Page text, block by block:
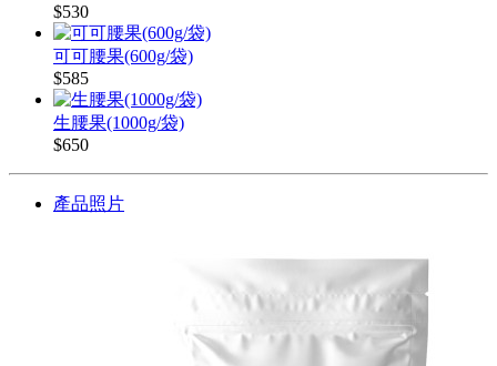
$530
可可腰果(600g/袋)
$585
生腰果(1000g/袋)
$650
產品照片